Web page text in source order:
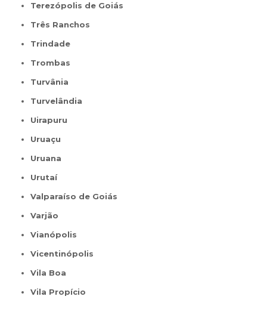
Terezópolis de Goiás
Três Ranchos
Trindade
Trombas
Turvânia
Turvelândia
Uirapuru
Uruaçu
Uruana
Urutaí
Valparaíso de Goiás
Varjão
Vianópolis
Vicentinópolis
Vila Boa
Vila Propício